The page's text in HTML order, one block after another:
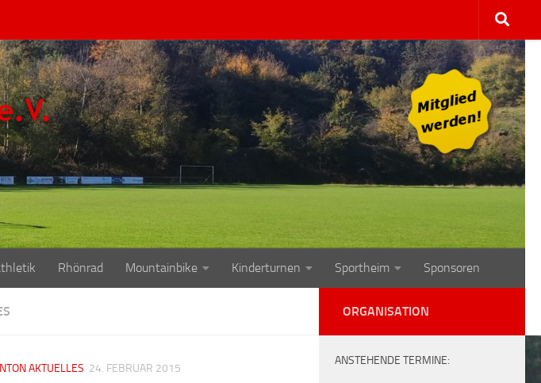
Rhönrad Mountainbike Kinderturnen Sportheim Sponsoren
AKTUELLES 24. FEBRUAR 2015
ORGANISATION
ANSTEHENDE TERMINE: